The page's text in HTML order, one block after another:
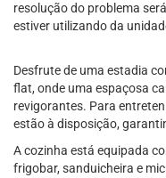
resolução do problema
estiver utilizando da
Desfrute de uma estadia
flat, onde uma espaçosa
revigorantes. Para
estão à disposição,
A cozinha está equipada
frigobar, sanduicheira e